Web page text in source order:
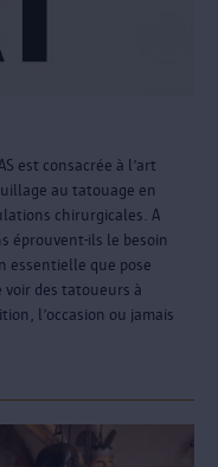
est consacrée à l’art
au tatouage en
chirurgicales. A
éprouvent-ils le besoin
essentielle que pose
voir des tatoueurs à
l’occasion ou jamais